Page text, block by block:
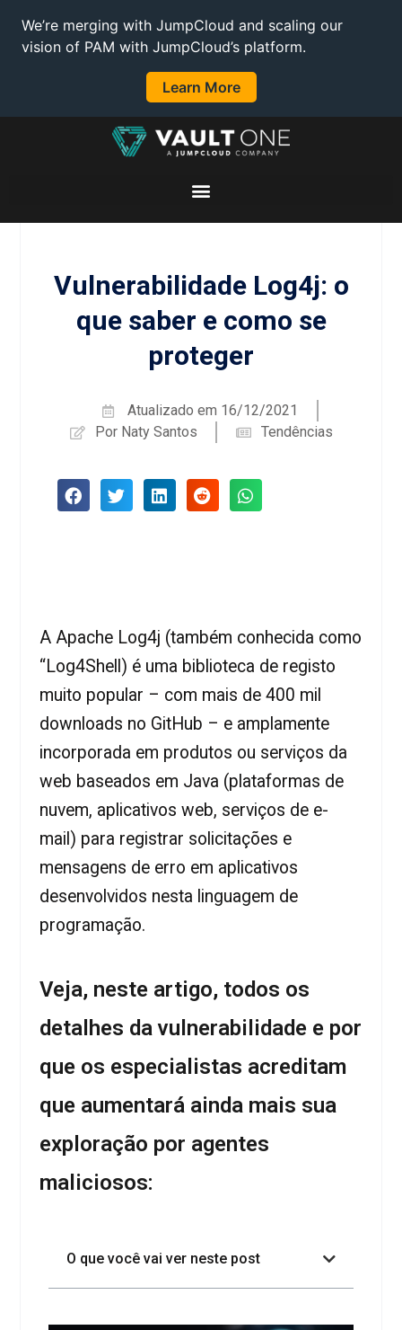
We’re merging with JumpCloud and scaling our
vision of PAM with JumpCloud’s platform.
Learn More
Vulnerabilidade Log4j: o
que saber e como se
proteger
Atualizado em 16/12/2021
PorNaty Santos Tendências
A Apache Log4j (também conhecida como
“Log4Shell) é uma biblioteca de registo
muito popular – com mais de 400 mil
downloads no GitHub – e amplamente
incorporada em produtos ou serviços da
web baseados em Java (plataformas de
nuvem, aplicativos web, serviços de e-
mail) para registrar solicitações e
mensagens de erro em aplicativos
desenvolvidos nesta linguagem de
programação.
Veja, neste artigo, todos os
detalhes da vulnerabilidade e por
que os especialistas acreditam
que aumentará ainda mais sua
exploração por agentes
maliciosos:
O que você vai ver neste post